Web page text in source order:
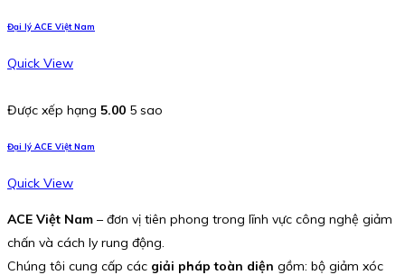
Đại lý ACE Việt Nam
Quick View
Được xếp hạng 5.00 5 sao
Đại lý ACE Việt Nam
Quick View
ACE Việt Nam – đơn vị tiên phong trong lĩnh vực công nghệ giảm
chấn và cách ly rung động.
Chúng tôi cung cấp các giải pháp toàn diện gồm: bộ giảm xóc